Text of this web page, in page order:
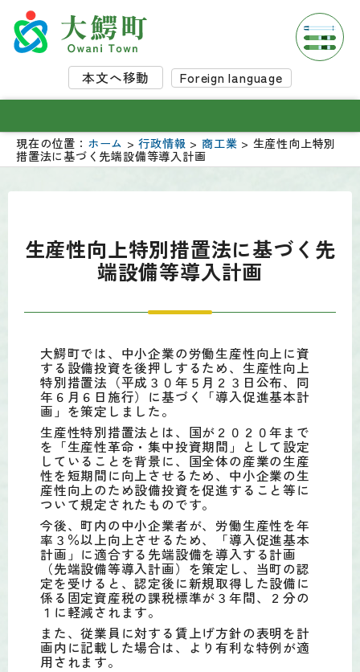
本文へ移動 Foreign language
現在の位置： ホーム >行政情報 > 商工業 > 生産性向上特別
措置法に基づく先端設備等導入計画
生産性向上特別措置法に基づく先
端設備等導入計画
大鰐町では、中小企業の労働生産性向上に資
する設備投資を後押しするため、生産性向上
特別措置法（平成３０年５月２３日公布、同
年６月６日施行）に基づく「導入促進基本計
画」を策定しました。
生産性特別措置法とは、国が２０２０年まで
を「生産性革命・集中投資期間」として設定
していることを背景に、国全体の産業の生産
性を短期間に向上させるため、中小企業の生
産性向上のため設備投資を促進すること等に
ついて規定されたものです。
今後、町内の中小企業者が、労働生産性を年
率３％以上向上させるため、「導入促進基本
計画」に適合する先端設備を導入する計画
（先端設備等導入計画）を策定し、当町の認
定を受けると、認定後に新規取得した設備に
係る固定資産税の課税標準が３年間、２分の
１に軽減されます。
また、従業員に対する賃上げ方針の表明を計
画内に記載した場合は、より有利な特例が適
用されます。